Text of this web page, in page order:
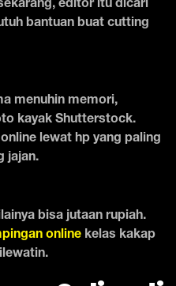
editor itu dicari
bantuan buat cutting
menuhin memori,
kayak Shutterstock.
lewat hp yang paling
jajan.
bisa jutaan rupiah.
online kelas kakap